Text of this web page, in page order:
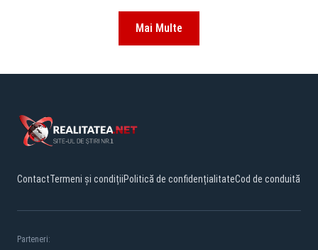
Mai Multe
ContactTermeni și condițiiPolitică de confidențialitateCod de conduită
Parteneri: